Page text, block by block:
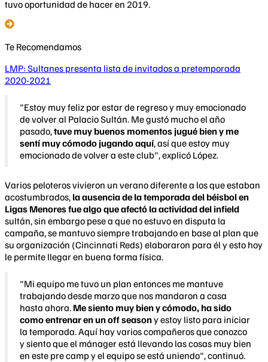
tuvo oportunidad de hacer en 2019.
Te Recomendamos
LMP: Sultanes presenta lista de invitados a pretemporada
2020-2021
"Estoy muy feliz por estar de regreso y muy emocionado
de volver al Palacio Sultán. Me gustó mucho el año
pasado,tuve muy buenos momentos jugué bien y me
sentí muy cómodo jugando aquí, así que estoy muy
emocionado de volver a este club", explicó López.
Varios peloteros vivieron un verano diferente a los que estaban
acostumbrados, la ausencia de la temporada del béisbol en
Ligas Menores fue algo que afectó la actividad del infield
sultán, sin embargo pese a que no estuvo en disputa la
campaña, se mantuvo siempre trabajando en base al plan que
su organización (Cincinnati Reds) elaboraron para él y esto hoy
le permite llegar en buena forma física.
"Mi equipo me tuvo un plan entonces me mantuve
trabajando desde marzo que nos mandaron a casa
hasta ahora. Me siento muy bien y cómodo, ha sido
como entrenar en un off seasony estoy listo para iniciar
la temporada. Aquí hay varios compañeros que conozco
y siento que el mánager está llevando las cosas muy bien
en este pre camp y el equipo se está uniendo", continuó.